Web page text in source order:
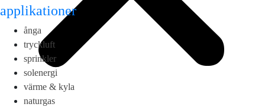
applikationer
ånga
tryckluft
sprinkler
solenergi
värme & kyla
naturgas